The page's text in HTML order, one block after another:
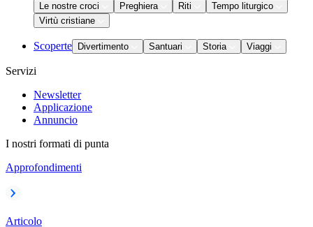
Le nostre croci
Preghiera Riti
Tempo liturgico
Virtù cristiane
Scoperte Divertimento Santuari Storia Viaggi
Servizi
Newsletter
Applicazione
Annuncio
I nostri formati di punta
Approfondimenti
Articolo